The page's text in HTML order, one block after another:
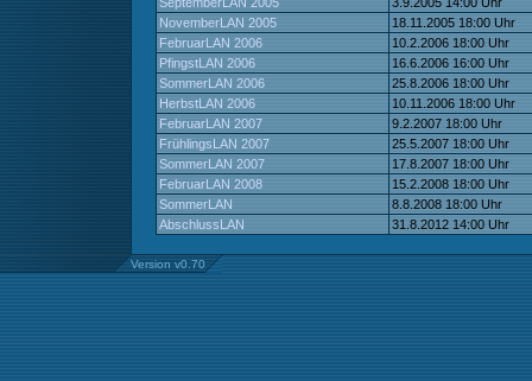
NovemberLAN 2005
18.11.2005 18:00 Uhr
FebruarLAN 2006
10.2.2006 18:00 Uhr
PfingstLAN 2006
16.6.2006 16:00 Uhr
SommerLAN 2006
25.8.2006 18:00 Uhr
HerbstLAN 2006
10.11.2006 18:00 Uhr
FebruarLAN 2007
9.2.2007 18:00 Uhr
FrühlingsLAN 2007
25.5.2007 18:00 Uhr
SommerLAN 2007
17.8.2007 18:00 Uhr
FebruarLAN 2008
15.2.2008 18:00 Uhr
SommerLAN
8.8.2008 18:00 Uhr
AbschlussLAN
31.8.2012 14:00 Uhr
Version v0.70